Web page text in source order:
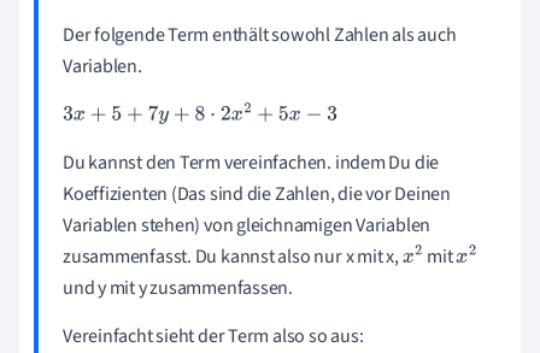
Der folgende Term enthält sowohl Zahlen als auch
Variablen.
3x+ 5+ 7y +8 ⋅2x2+5x−3
Du kannst den Term vereinfachen. indem Du die
Koeffizienten (Das sind die Zahlen, die vor Deinen
Variablen stehen) von gleichnamigen Variablen
zusammenfasst. Du kannst also nur x mit x,x2 mitx2
und y mit y zusammenfassen.
Vereinfacht sieht der Term also so aus: